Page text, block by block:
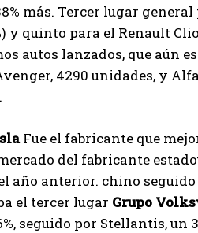
más. Tercer lugar general
y quinto para el Renault
autos lanzados, que aún
4290 unidades, y
Fue el fabricante que
del fabricante
año anterior. chino seguido
el tercer lugar Grupo
seguido por Stellantis, un